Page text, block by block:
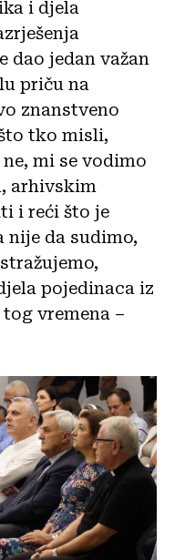
i djela
dao jedan važan
priču na
znanstveno
tko misli,
mi se vodimo
arhivskim
i reći što je
nije da sudimo,
pojedinaca iz
vremena –